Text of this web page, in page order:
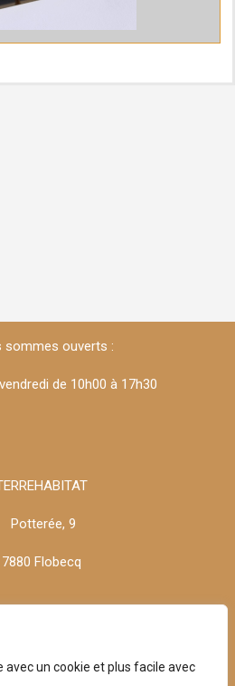
avec un cookie et plus facile avec
sommes ouverts :
de 10h00 à 17h30
Potterée, 9
7880 Flobecq